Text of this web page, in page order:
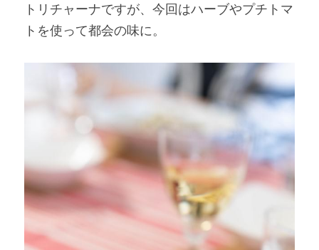
トリチャーナですが、今回はハーブやプチトマ
トを使って都会の味に。